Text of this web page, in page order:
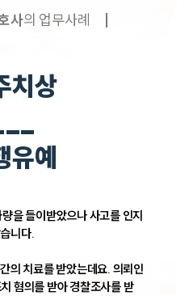
사의 업무사례
치상
유예
을 들이받았으나 사고를 인지
니다.
의 치료를 받았는데요. 의뢰인
혐의를 받아 경찰조사를 받